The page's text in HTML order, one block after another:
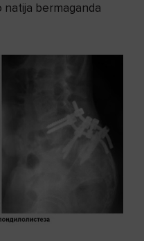
natija bermaganda